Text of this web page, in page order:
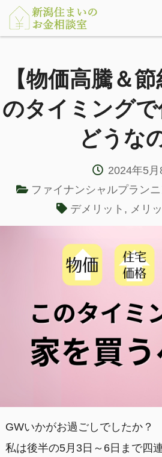
【物価高騰＆
のタイミング
どうな
2024年5月
ファイナンシャルプラン
デメリット , メリ
GWいかがお過ごしでしたか？
私は後半の5月3日～6日まで四